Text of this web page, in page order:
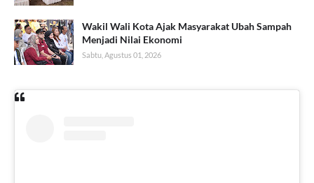
Wakil Wali Kota Ajak Masyarakat Ubah Sampah
Menjadi Nilai Ekonomi
Sabtu, Agustus 01, 2026